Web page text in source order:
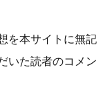
を本サイトに無記
いた読者のコメン